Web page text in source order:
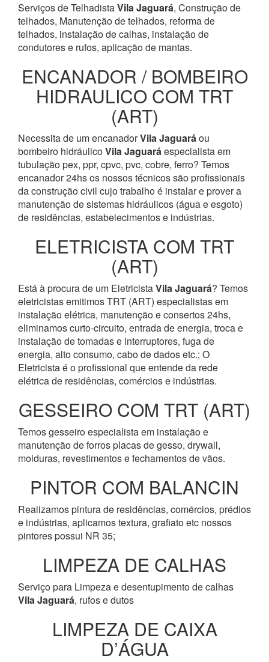
Serviços de TelhadistaVila Jaguará, Construção de
telhados, Manutenção de telhados, reforma de
telhados, instalação de calhas, instalação de
condutores e rufos, aplicação de mantas.
ENCANADOR / BOMBEIRO
HIDRAULICO COM TRT
(ART)
Necessita de um encanadorVila Jaguaráou
bombeiro hidráulicoVila Jaguaráespecialista em
tubulação pex, ppr, cpvc, pvc, cobre, ferro? Temos
encanador 24hs os nossos técnicos são profissionais
da construção civil cujo trabalho é instalar e prover a
manutenção de sistemas hidráulicos (água e esgoto)
de residências, estabelecimentos e indústrias.
ELETRICISTA COM TRT
(ART)
Está à procura de um EletricistaVila Jaguará? Temos
eletricistas emitimos TRT (ART) especialistas em
instalação elétrica, manutenção e consertos 24hs,
eliminamos curto-circuito, entrada de energia, troca e
instalação de tomadas e interruptores, fuga de
energia, alto consumo, cabo de dados etc.; O
Eletricista é o profissional que entende da rede
elétrica de residências, comércios e indústrias.
GESSEIRO COM TRT (ART)
Temos gesseiro especialista em instalação e
manutenção de forros placas de gesso, drywall,
molduras, revestimentos e fechamentos de vãos.
PINTOR COM BALANCIN
Realizamos pintura de residências, comércios, prédios
e indústrias, aplicamos textura, grafiato etc nossos
pintores possui NR 35;
LIMPEZA DE CALHAS
Serviço para Limpeza e desentupimento de calhas
Vila Jaguará, rufos e dutos
LIMPEZA DE CAIXA
D’ÁGUA